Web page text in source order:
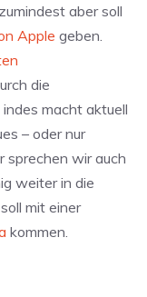
aber soll
Apple geben.
die
macht aktuell
– oder nur
sprechen wir auch
weiter in die
mit einer
kommen.